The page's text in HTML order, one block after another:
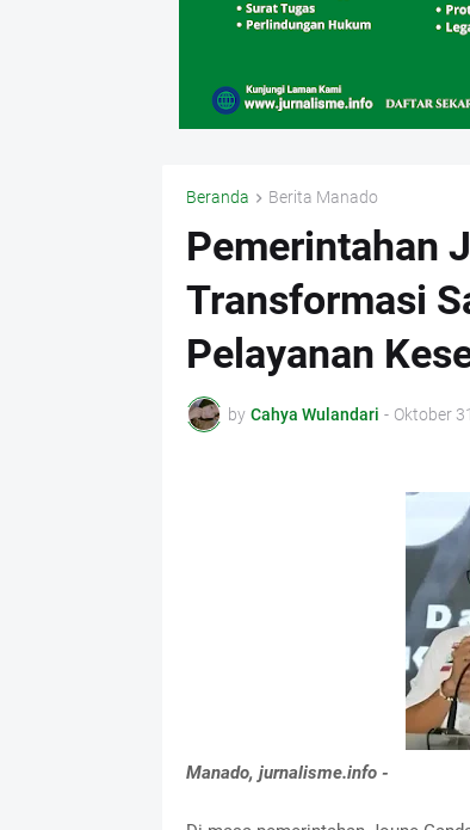
Beranda Berita Manado
Pemerintahan
Transformasi
Pelayanan
by Cahya Wulandari - Oktober
Manado, jurnalisme.info -